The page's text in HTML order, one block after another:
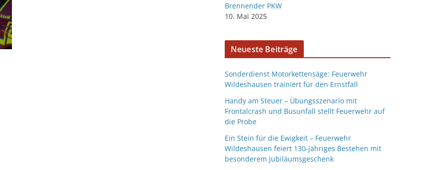
Brennender PKW
10. Mai 2025
Neueste Beiträge
Sonderdienst Motorkettensäge: Feuerwehr
Wildeshausen trainiert für den Ernstfall
Handy am Steuer – Übungsszenario mit
Frontalcrash und Busunfall stellt Feuerwehr auf
die Probe
Ein Stein für die Ewigkeit – Feuerwehr
Wildeshausen feiert 130-jähriges Bestehen mit
besonderem Jubiläumsgeschenk